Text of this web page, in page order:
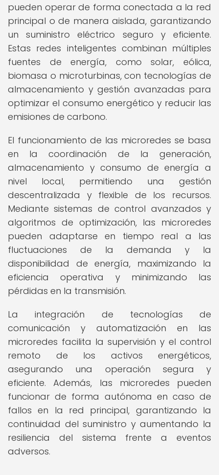
pueden operar de forma conectada a la red
principal o de manera aislada, garantizando
un suministro eléctrico seguro y eficiente.
Estas redes inteligentes combinan múltiples
fuentes de energía, como solar, eólica,
biomasa o microturbinas, con tecnologías de
almacenamiento y gestión avanzadas para
optimizar el consumo energético y reducir las
emisiones de carbono.
El funcionamiento de las microredes se basa
en la coordinación de la generación,
almacenamiento y consumo de energía a
nivel local, permitiendo una gestión
descentralizada y flexible de los recursos.
Mediante sistemas de control avanzados y
algoritmos de optimización, las microredes
pueden adaptarse en tiempo real a las
fluctuaciones de la demanda y la
disponibilidad de energía, maximizando la
eficiencia operativa y minimizando las
pérdidas en la transmisión.
La integración de tecnologías de
comunicación y automatización en las
microredes facilita la supervisión y el control
remoto de los activos energéticos,
asegurando una operación segura y
eficiente. Además, las microredes pueden
funcionar de forma autónoma en caso de
fallos en la red principal, garantizando la
continuidad del suministro y aumentando la
resiliencia del sistema frente a eventos
adversos.